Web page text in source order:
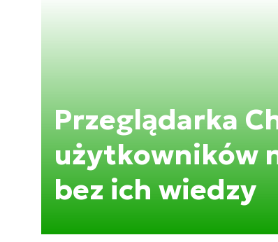
Przeglądarka
użytkowników
bez ich wiedzy